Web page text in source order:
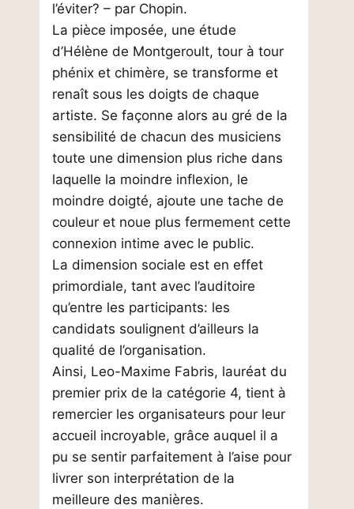
l’éviter? – par Chopin.
La pièce imposée, une étude
d’Hélène de Montgeroult, tour à tour
phénix et chimère, se transforme et
renaît sous les doigts de chaque
artiste. Se façonne alors au gré de la
sensibilité de chacun des musiciens
toute une dimension plus riche dans
laquelle la moindre inflexion, le
moindre doigté, ajoute une tache de
couleur et noue plus fermement cette
connexion intime avec le public.
La dimension sociale est en effet
primordiale, tant avec l’auditoire
qu’entre les participants: les
candidats soulignent d’ailleurs la
qualité de l’organisation.
Ainsi, Leo-Maxime Fabris, lauréat du
premier prix de la catégorie 4, tient à
remercier les organisateurs pour leur
accueil incroyable, grâce auquel il a
pu se sentir parfaitement à l’aise pour
livrer son interprétation de la
meilleure des manières.